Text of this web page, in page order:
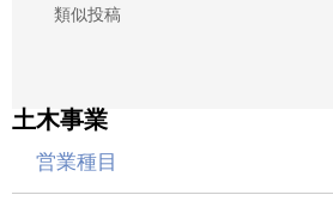
類似投稿
土木事業
営業種目